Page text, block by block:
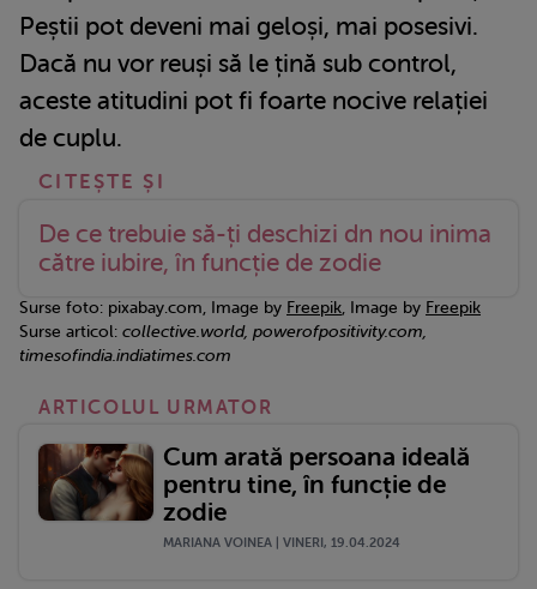
Peștii pot deveni mai geloși, mai posesivi.
Dacă nu vor reuși să le țină sub control,
aceste atitudini pot fi foarte nocive relației
de cuplu.
De ce trebuie să-ți deschizi dn nou inima
către iubire, în funcție de zodie
Surse foto: pixabay.com, Image by Freepik , Image by Freepik
Surse articol: collective.world, powerofpositivity.com,
timesofindia.indiatimes.com
ARTICOLUL URMATOR
Cum arată persoana ideală
pentru tine, în funcție de
zodie
MARIANA VOINEA | VINERI, 19.04.2024